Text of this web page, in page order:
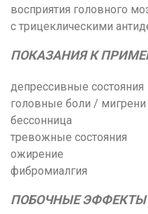
восприятия головного
с трицеклическими
ПОКАЗАНИЯ К
депрессивные состояния
головные боли / мигрени
бессонница
тревожные состояния
ожирение
фибромиалгия
ПОБОЧНЫЕ ЭФФЕКТЫ